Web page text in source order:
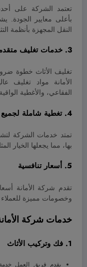
تعتمد الشركة على
بأعلى معايير الجودة.
النقل المجهزة بأنظمة
3. خدمات تغليف متقدمة
تغليف الأثاث خطوة
الأمانة مواد تغليف
الفقاعي، والأغطية
4. تغطية شاملة لجميع المناطق
تمتد خدمات الشركة
بها، مما يجعلها الخيار
5. أسعار تنافسية
تقدم شركة الأمانة
وخصومات مميزة للعملاء
خدمات شركة
1. فك وتركيب الأثاث
يقدم فريق العمل